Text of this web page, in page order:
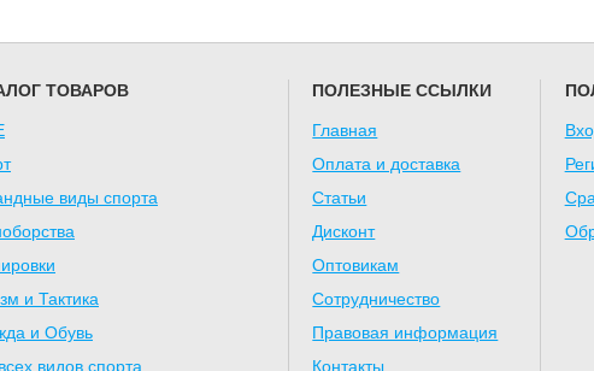
ТОВАРОВ
виды спорта
и Тактика
и Обувь
видов спорта
ПОЛЕЗНЫЕ ССЫЛКИ
Главная
Оплата и доставка
Статьи
Дисконт
Оптовикам
Сотрудничество
Правовая информация
Контакты